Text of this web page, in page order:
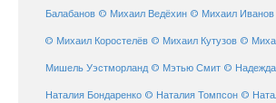
Балабанов © Михаил Ведёхин © Михаил Иванов
© Михаил Коростелёв © Михаил Кутузов ©
Мишель Уэстморланд © Мэтью Смит ©
Наталия Бондаренко © Наталия Томпсон ©